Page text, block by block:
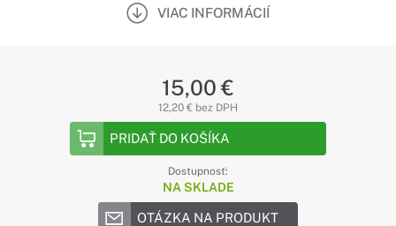
VIAC INFORMÁCIÍ
15,00 €
12,20 € bez DPH
PRIDAŤ DO KOŠÍKA
Dostupnosť:
NA SKLADE
OTÁZKA NA PRODUKT